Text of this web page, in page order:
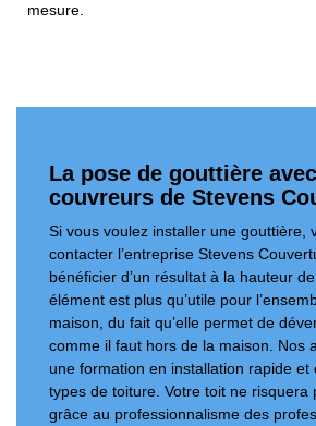
mesure.
La pose de gouttière
couvreurs de Stevens
Si vous voulez installer une gouttière,
contacter l’entreprise Stevens
bénéficier d’un résultat à la hauteur
élément est plus qu’utile pour
maison, du fait qu’elle permet de
comme il faut hors de la maison. Nos
une formation en installation rapide et
types de toiture. Votre toit ne risquera
grâce au professionnalisme des